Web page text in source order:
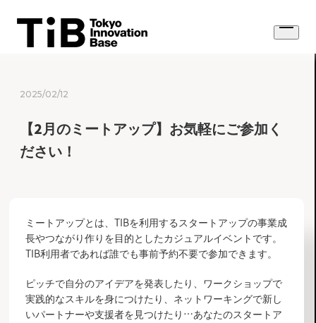
content
Open
2025/02/12
【2月のミートアップ】お気軽にご参加く
ださい！
ミートアップとは、TIBを利用するスタートアップの事業成
長やつながり作りを目的としたカジュアルイベントです。
TIB利用者であれば誰でも事前予約不要で参加できます。
ピッチで自分のアイデアを発表したり、ワークショップで
実践的なスキルを身につけたり、ネットワーキングで新し
いパートナーや支援者を見つけたり…あなたのスタートア